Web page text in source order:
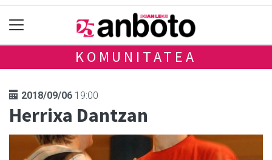
KOMUNITATEA
2018/09/06 19:00
Herrixa Dantzan